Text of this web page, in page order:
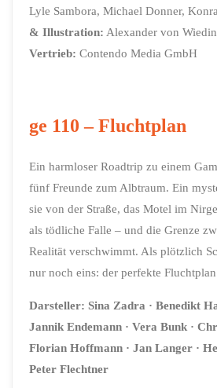
Lyle Sambora, Michael Donner,
& Illustration: Alexander von
Vertrieb: Contendo Media GmbH
ge 110 – Fluchtplan
Ein harmloser Roadtrip zu einem
fünf Freunde zum Albtraum. Ein
sie von der Straße, das Motel im
als tödliche Falle – und die Grenze
Realität verschwimmt. Als plötzlich
nur noch eins: der perfekte Fluchtplan
Darsteller: Sina Zadra · Benedikt
Jannik Endemann · Vera Bunk ·
Florian Hoffmann · Jan Langer ·
Peter Flechtner